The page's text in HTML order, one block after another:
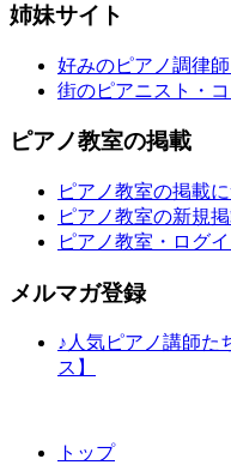
姉妹サイト
好みのピアノ調律
街のピアニスト・
ピアノ教室の掲載
ピアノ教室の掲載
ピアノ教室の新規
ピアノ教室・ログ
メルマガ登録
♪人気ピアノ講師た
ス】
トップ